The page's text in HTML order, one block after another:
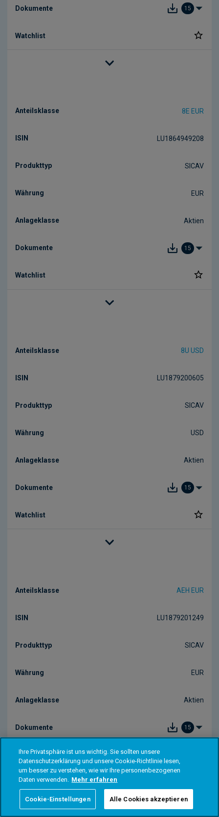
Ihre Privatsphäre ist uns wichtig. Sie sollten unsere
Datenschutzerklärung und unsere Cookie-Richtlinie lesen,
um besser zu verstehen, wie wir Ihre personenbezogenen
Daten verwenden. Mehr erfahren
Cookie-Einstellungen Alle Cookies akzeptieren